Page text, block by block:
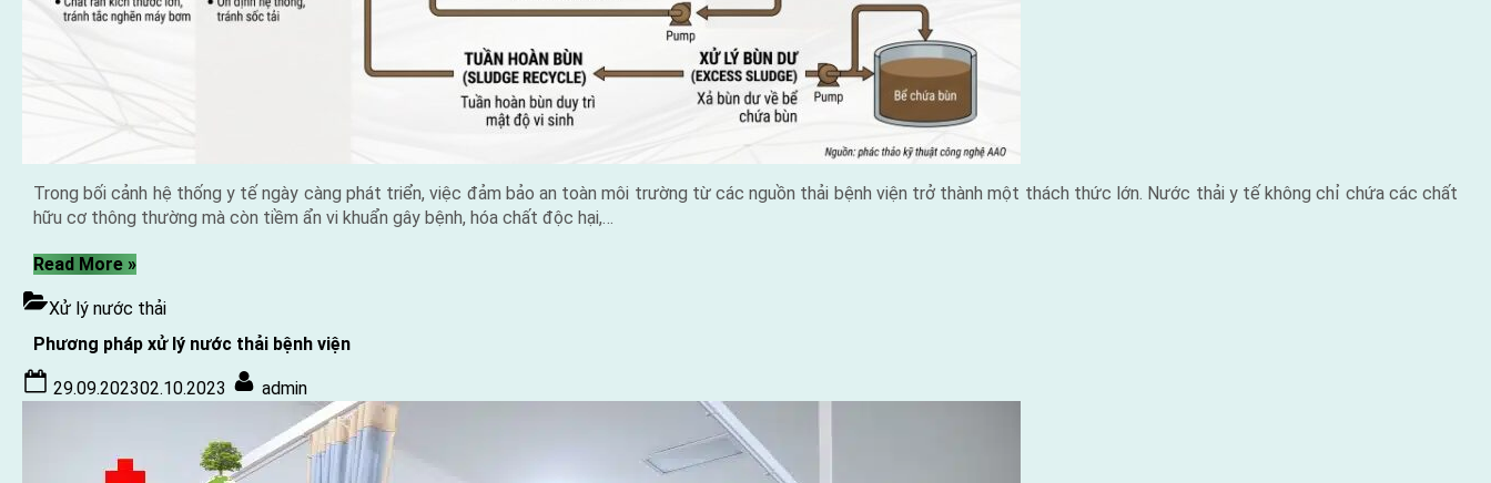
Trong bối cảnh hệ thống y tế ngày càng phát triển, việc đảm bảo an toàn môi trường từ các nguồn thải bệnh viện trở thành một thách thức lớn. Nước thải y tế không chỉ chứa các chất
hữu cơ thông thường mà còn tiềm ẩn vi khuẩn gây bệnh, hóa chất độc hại,…
Read More“Xử
nước
thải
bệnh
viện
nghệ
»
Xử lý nước thải
Phương pháp xử lý nước thải bệnh viện
Posted
on
29.09.202302.10.2023 By
admin